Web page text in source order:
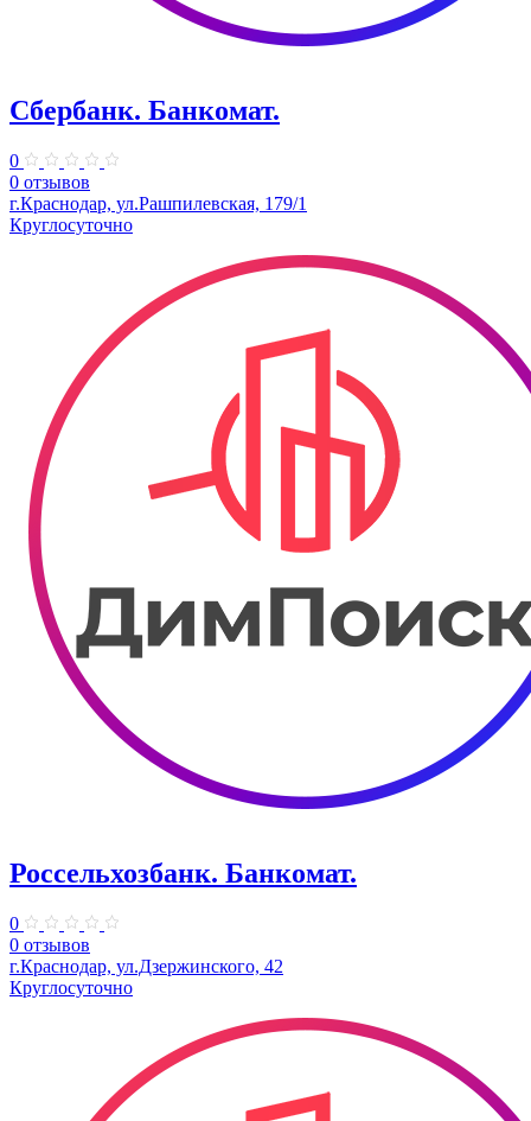
Сбербанк. Банкомат.
0
0 отзывов
г.Краснодар, ул.Рашпилевская, 179/1
Круглосуточно
Россельхозбанк. Банкомат.
0
0 отзывов
г.Краснодар, ул.Дзержинского, 42
Круглосуточно